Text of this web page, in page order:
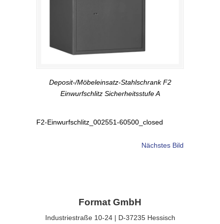
Deposit-/Möbeleinsatz-Stahlschrank F2
Einwurfschlitz Sicherheitsstufe A
F2-Einwurfschlitz_002551-60500_closed
Nächstes Bild
Format GmbH
Industriestraße 10-24 | D-37235 Hessisch